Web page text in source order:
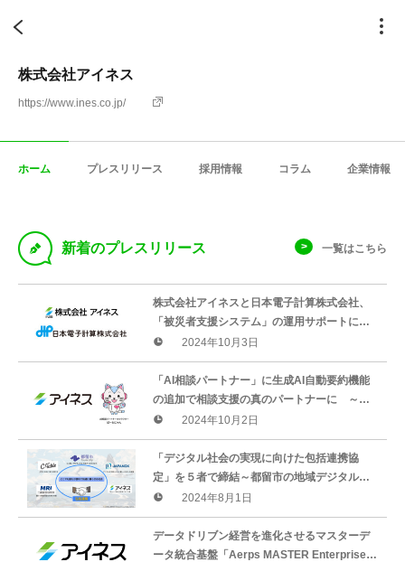
株式会社アイネス
https://www.ines.co.jp/
ホーム プレスリリース 採用情報 コラム 企業情報
D 新着のプレスリリース 一覧はこちら
株式会社アイネスと日本電子計算株式会社、
「被災者支援システム」の運用サポートに関
する検討を開始
2024年10月3日
「AI相談パートナー」に生成AI自動要約機能
の追加で相談支援の真のパートナーに ～
「地方自治情報化推進フェア2024」で機能を
紹介～
2024年10月2日
「デジタル社会の実現に向けた包括連携協
定」を５者で締結～都留市の地域デジタル
化、ICTの利活用による地方創生・地域活性化
を推進～
2024年8月1日
データドリブン経営を進化させるマスターデ
ータ統合基盤「Aerps MASTER Enterprise」